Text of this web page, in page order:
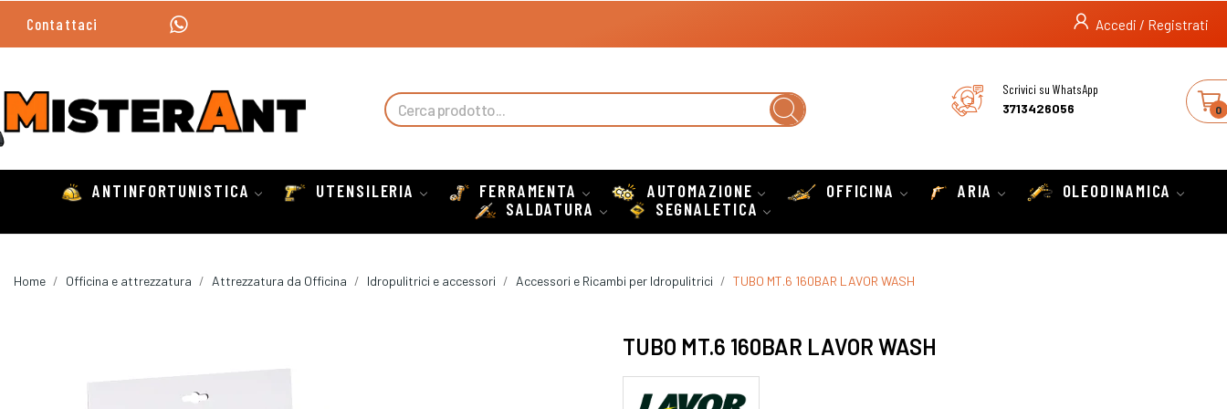
Contattaci Accedi / Registrati
0
Scrivici su WhatsApp
3713426056
ANTINFORTUNISTICA UTENSILERIA FERRAMENTA AUTOMAZIONE OFFICINA ARIA
OLEODINAMICA
SALDATURA
SEGNALETICA
Home Officina e attrezzatura Attrezzatura da Officina Idropulitrici e accessori Accessori e Ricambi per Idropulitrici TUBO MT.6 160BAR LAVOR WASH
TUBO MT.6 160BAR LAVOR WASH